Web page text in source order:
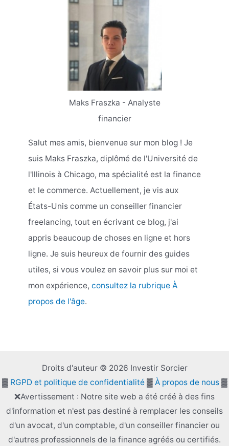
Maks Fraszka - Analyste
financier
Salut mes amis, bienvenue sur mon blog ! Je
suis Maks Fraszka, diplômé de l'Université de
l'Illinois à Chicago, ma spécialité est la finance
et le commerce. Actuellement, je vis aux
États-Unis comme un conseiller financier
freelancing, tout en écrivant ce blog, j'ai
appris beaucoup de choses en ligne et hors
ligne. Je suis heureux de fournir des guides
utiles, si vous voulez en savoir plus sur moi et
mon expérience, consultez la rubrique À
propos de l'âge.
Droits d'auteur © 2026 Investir Sorcier
▓ RGPD et politique de confidentialité▓ À propos de nous▓
❌Avertissement : Notre site web a été créé à des fins
d'information et n'est pas destiné à remplacer les conseils
d'un avocat, d'un comptable, d'un conseiller financier ou
d'autres professionnels de la finance agréés ou certifiés.